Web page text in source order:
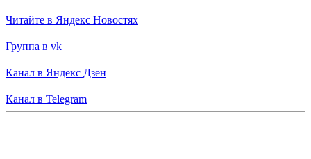
Читайте в Яндекс Новостях
Группа в vk
Канал в Яндекс Дзен
Канал в Telegram